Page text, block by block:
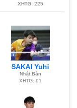
XHTG: 225
SAKAI Yuhi
Nhật Bản
XHTG: 91